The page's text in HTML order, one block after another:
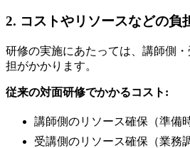
2. コストやリソースなどの負
研修の実施にあたっては、講師側
担がかかります。
従来の対面研修でかかるコスト:
講師側のリソース確保（準備
受講側のリソース確保（業務